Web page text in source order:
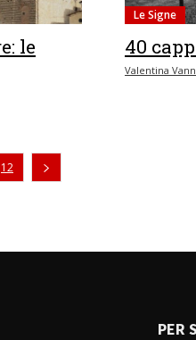
le
Le Signe
40
Valentina
12
PER